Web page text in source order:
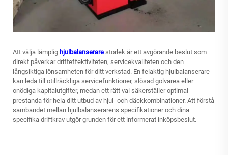
Att välja lämplig hjulbalanserare storlek är ett avgörande beslut som
direkt påverkar drifteffektiviteten, servicekvaliteten och den
långsiktiga lönsamheten för ditt verkstad. En felaktig hjulbalanserare
kan leda till otillräckliga servicefunktioner, slösad golvarea eller
onödiga kapitalutgifter, medan ett rätt val säkerställer optimal
prestanda för hela ditt utbud av hjul- och däckkombinationer. Att förstå
sambandet mellan hjulbalanserarens specifikationer och dina
specifika driftkrav utgör grunden för ett informerat inköpsbeslut.